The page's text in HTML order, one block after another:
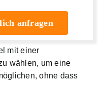
anfragen
mit einer
wählen, um eine
ohne dass